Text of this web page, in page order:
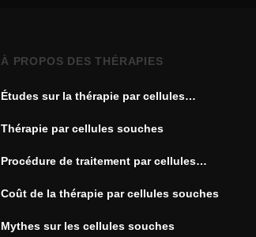
À PROPOS DES THÉRAPIES
Études sur la thérapie par cellules
Thérapie par cellules souches
Procédure de traitement par cellules
Coût de la thérapie par cellules souches
Mythes sur les cellules souches